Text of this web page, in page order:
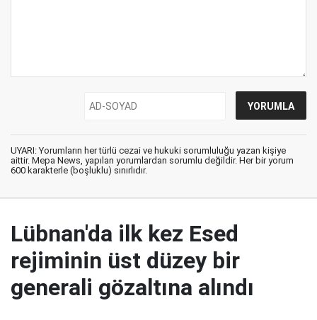
UYARI: Yorumların her türlü cezai ve hukuki sorumluluğu yazan kişiye
aittir. Mepa News, yapılan yorumlardan sorumlu değildir. Her bir yorum
600 karakterle (boşluklu) sınırlıdır.
Lübnan'da ilk kez Esed
rejiminin üst düzey bir
generali gözaltına alındı